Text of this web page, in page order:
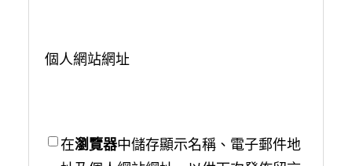
個人網站網址
在瀏覽器中儲存顯示名稱、電子郵件地